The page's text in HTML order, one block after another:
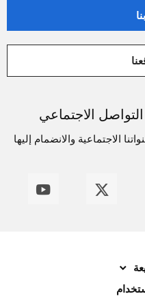
الاجتماعي
الاجتماعية والانضمام إليها